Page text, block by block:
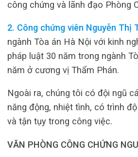
công chứng và lãnh đạo Phòng
2. Công chứng viên Nguyễn Thị
ngành Tòa án Hà Nội với kinh
pháp luật 30 năm trong ngành
năm ở cương vị Thẩm Phán.
Ngoài ra, chúng tôi có đội ngũ
năng động, nhiệt tình, có trình
và tận tụy trong công việc.
VĂN PHÒNG CÔNG CHỨNG